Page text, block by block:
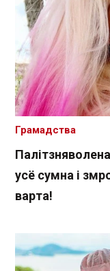
усё сумна і
варта!
Грамадства